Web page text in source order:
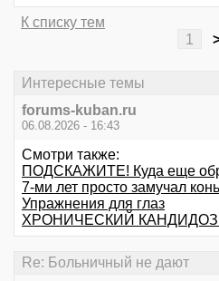
К списку тем
1
Интересные темы
forums-kuban.ru
06.08.2026 - 16:43
Смотри также:
ПОДСКАЖИТЕ! Куда еще
7-ми лет просто замучал
Упражнения для глаз
ХРОНИЧЕСКИЙ
Re: Больничный не дают